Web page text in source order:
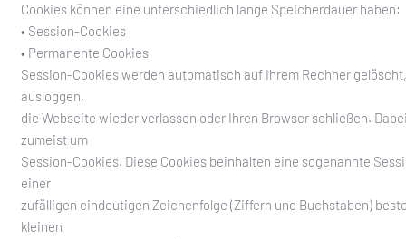
Cookies können eine unterschiedlich lange Speicherdauer haben:
• Session-Cookies
• Permanente Cookies
Session-Cookies werden automatisch auf Ihrem Rechner
ausloggen,
die Webseite wieder verlassen oder Ihren Browser schließen.
zumeist um
Session-Cookies. Diese Cookies beinhalten eine sogenannte
einer
zufälligen eindeutigen Zeichenfolge (Ziffern und Buchstaben)
kleinen